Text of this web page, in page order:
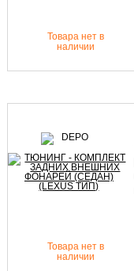
Товара нет в
наличии
Товара нет в
наличии